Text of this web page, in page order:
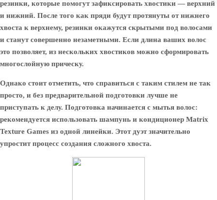
резинки, которые помогут зафиксировать хвостики — верхний
и нижний. После того как пряди будут протянуты от нижнего
хвоста к верхнему, резинки окажутся скрытыми под волосами
и станут совершенно незаметными. Если длина ваших волос
это позволяет, из нескольких хвостиков можно сформировать
многослойную прическу.
Однако стоит отметить, что справиться с таким стилем не так
просто, и без предварительной подготовки лучше не
приступать к делу. Подготовка начинается с мытья волос:
рекомендуется использовать шампунь и кондиционер Matrix
Texture Games из одной линейки. Этот дуэт значительно
упростит процесс создания сложного хвоста.